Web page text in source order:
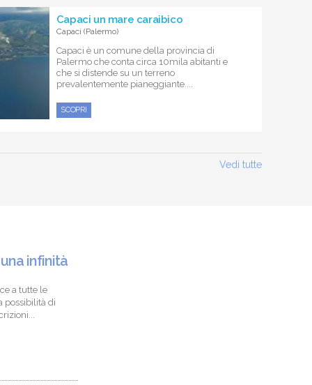
Capaci un mare caraibico
Capaci (Palermo)
Capaci è un comune della provincia di
Palermo che conta circa 10mila abitanti e
che si distende su un terreno
prevalentemente pianeggiante....
SCOPRI
Vedi tutte
infinità
a tutte le
possibilità di